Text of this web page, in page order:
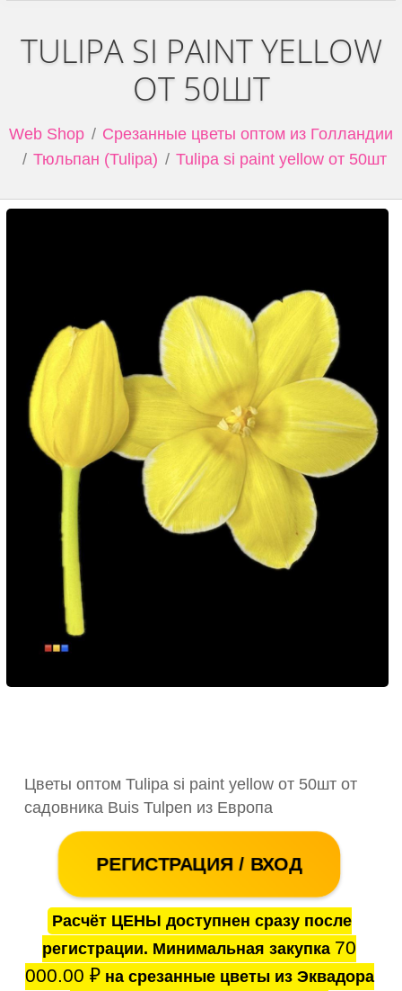
TULIPA SI PAINT YELLOW
ОТ 50ШТ
Web Shop
Срезанные цветы оптом из Голландии
Тюльпан (Tulipa)
Tulipa si paint yellow от 50шт
Цветы оптом Tulipa si paint yellow от 50шт от
садовника Buis Tulpen из Европа
РЕГИСТРАЦИЯ / ВХОД
Расчёт ЦЕНЫ доступнен сразу после
регистрации. Минимальная закупка 70
000.00 ₽на срезанные цветы из Эквадора